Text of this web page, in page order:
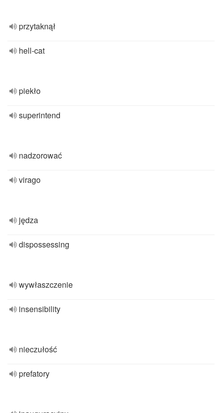
przytaknął
hell-cat
piekło
superintend
nadzorować
virago
jędza
dispossessing
wywłaszczenie
insensibility
nieczułość
prefatory